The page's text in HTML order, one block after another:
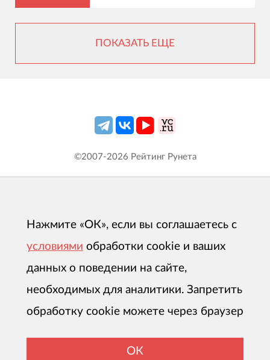
ПОКАЗАТЬ ЕЩЕ
©2007-2026 Рейтинг Рунета
Нажмите «ОК», если вы соглашаетесь с
условиями обработки cookie и ваших
данных о поведении на сайте,
необходимых для аналитики. Запретить
обработку cookie можете через браузер
ОК